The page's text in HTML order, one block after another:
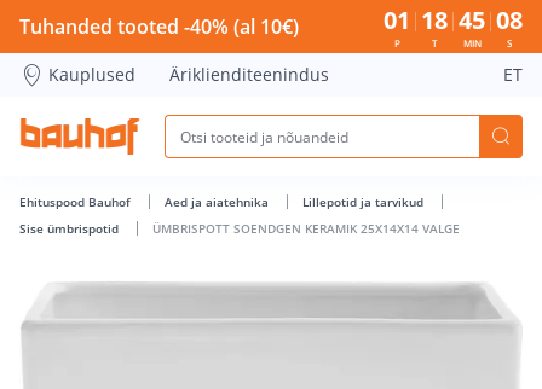
ÜMBRISPOTT SOENDGEN KERAMIK 25X14X14 VALGE -
Tuhanded tooted -40% (al 10€) 01
P
18
T
45
MIN
08
S
Kauplused Äriklienditeenindus ET
Ehituspood Bauhof Aed ja aiatehnika
Lillepotid ja tarvikud
Sise ümbrispotid
ÜMBRISPOTT SOENDGEN KERAMIK 25X14X14 VALGE